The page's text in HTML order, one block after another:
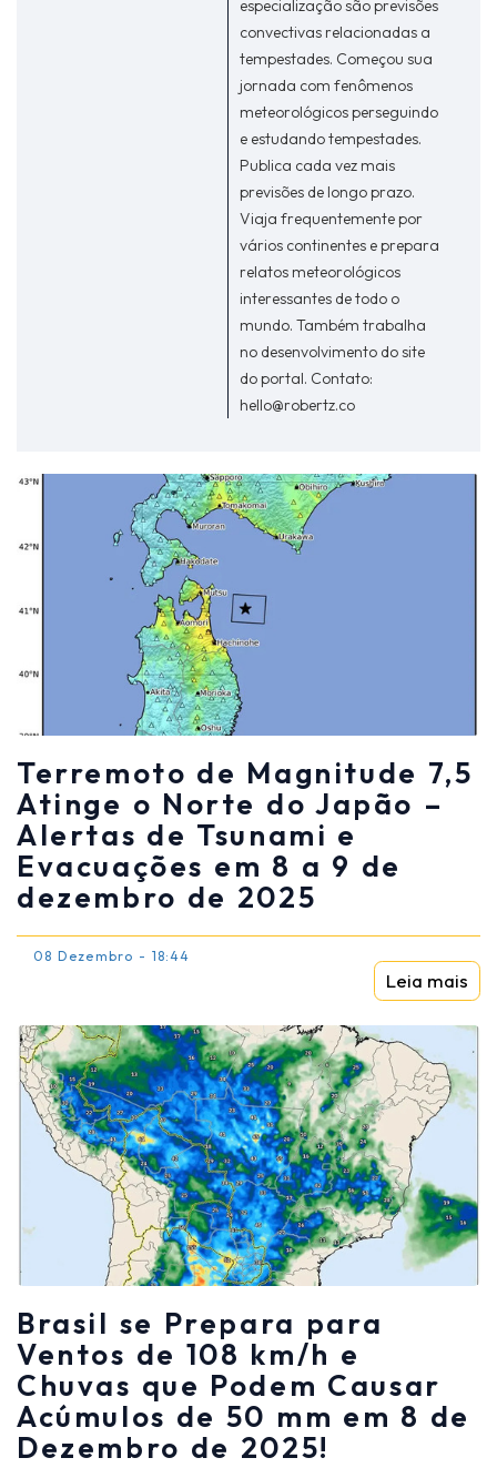
especialização são previsões
convectivas relacionadas a
tempestades. Começou sua
jornada com fenômenos
meteorológicos perseguindo
e estudando tempestades.
Publica cada vez mais
previsões de longo prazo.
Viaja frequentemente por
vários continentes e prepara
relatos meteorológicos
interessantes de todo o
mundo. Também trabalha
no desenvolvimento do site
do portal. Contato:
hello@robertz.co
Terremoto de Magnitude 7,5
Atinge o Norte do Japão –
Alertas de Tsunami e
Evacuações em 8 a 9 de
dezembro de 2025
08 Dezembro - 18:44
Leia mais
Brasil se Prepara para
Ventos de 108 km/h e
Chuvas que Podem Causar
Acúmulos de 50 mm em 8 de
Dezembro de 2025!